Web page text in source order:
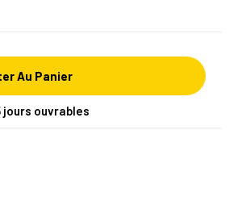
Au Panier
ouvrables